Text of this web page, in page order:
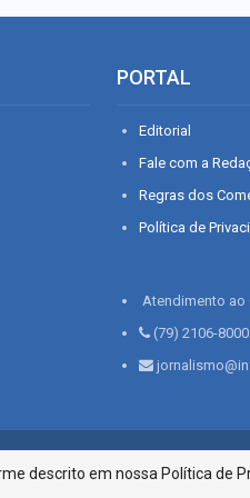
PORTAL
Editorial
Fale com a
Regras dos
Política de
Atendimento ao
(79) 2106-8000
Bairro São José | Aracaju-SE, CEP
descrito em nossa Política de